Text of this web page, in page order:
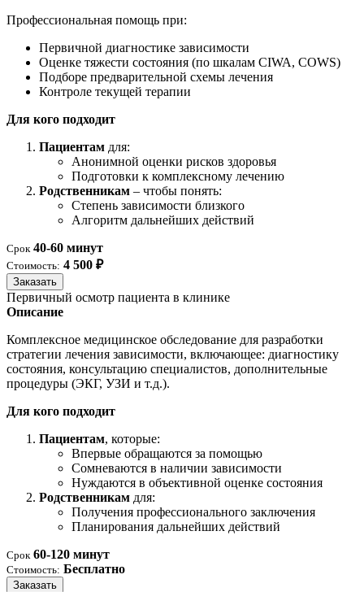
Профессиональная помощь при:
Первичной диагностике зависимости
Оценке тяжести состояния (по шкалам CIWA, COWS)
Подборе предварительной схемы лечения
Контроле текущей терапии
Для кого подходит
Пациентам для:
Анонимной оценки рисков здоровья
Подготовки к комплексному лечению
Родственникам – чтобы понять:
Степень зависимости близкого
Алгоритм дальнейших действий
Срок 40-60 минут
Стоимость: 4 500 ₽
Заказать
Первичный осмотр пациента в клинике
Описание
Комплексное медицинское обследование для разработки
стратегии лечения зависимости, включающее: диагностику
состояния, консультацию специалистов, дополнительные
процедуры (ЭКГ, УЗИ и т.д.).
Для кого подходит
Пациентам, которые:
Впервые обращаются за помощью
Сомневаются в наличии зависимости
Нуждаются в объективной оценке состояния
Родственникам для:
Получения профессионального заключения
Планирования дальнейших действий
Срок 60-120 минут
Стоимость: Бесплатно
Заказать